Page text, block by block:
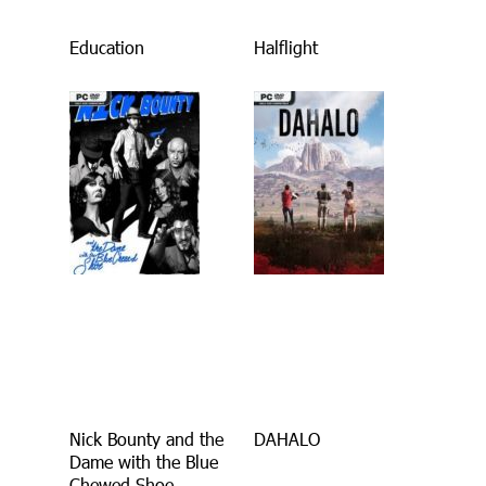
Education Halflight
Nick Bounty and the
Dame with the Blue
DAHALO